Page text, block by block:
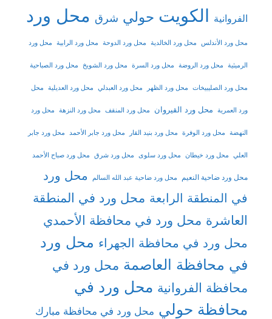
الفروانية الكويت حولي شرق محل ورد
محل ورد الأندلس محل ورد الخالدية محل ورد الدوحة محل ورد الرابية محل ورد
الرميثية محل ورد الروضة محل ورد السرة محل ورد الشويخ محل ورد الصباحية
محل ورد الصليبيخات محل ورد الظهر محل ورد العبدلي محل ورد العديلية محل
ورد العمرية محل ورد القيروان محل ورد المنقف محل ورد النزهة محل ورد
النهضة محل ورد الوفرة محل ورد بنيد القار محل ورد جابر الأحمد محل ورد جابر
العلي محل ورد خيطان محل ورد سلوى محل ورد شرق محل ورد صباح الأحمد
محل ورد ضاحية النعيم محل ورد ضاحية عبد الله السالم
محل ورد
في المنطقة الرابعة محل ورد في المنطقة
العاشرة محل ورد في محافظة الأحمدي
محل ورد في محافظة الجهراء محل ورد
في محافظة العاصمة محل ورد في
محافظة الفروانية محل ورد في
محافظة حولي محل ورد في محافظة مبارك